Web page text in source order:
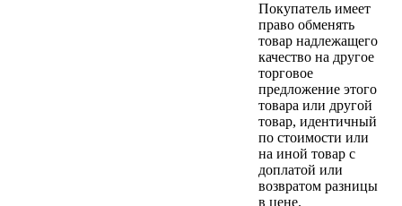
Покупатель имеет
право обменять
товар надлежащего
качество на другое
торговое
предложение этого
товара или другой
товар, идентичный
по стоимости или
на иной товар с
доплатой или
возвратом разницы
в цене.